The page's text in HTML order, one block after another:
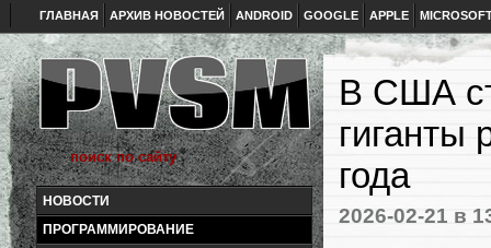
ГЛАВНАЯ АРХИВ НОВОСТЕЙ ANDROID GOOGLE APPLE
НОВОСТИ
ПРОГРАММИРОВАНИЕ
В США
гиганты
года
2026-02-21 в